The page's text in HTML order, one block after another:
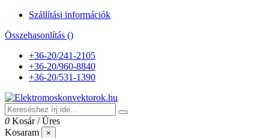
Szállítási információk
Összehasonlítás ()
+36-20/241-2105
+36-20/960-8840
+36-20/531-1390
0 Kosár /Üres
Kosaram
×